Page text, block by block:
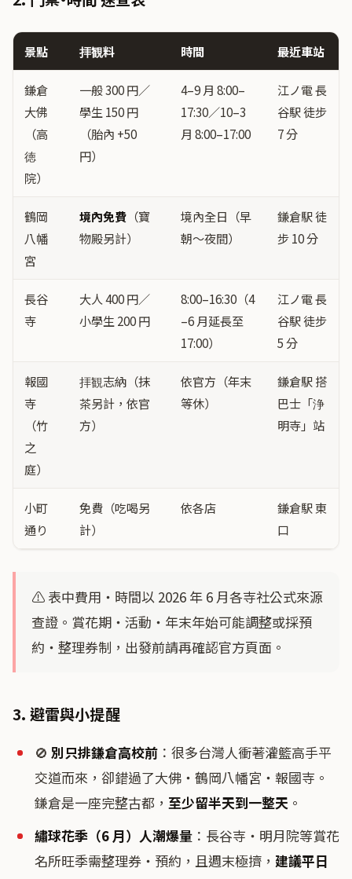
景點 拝観料 時間 最近車站
鎌倉
大佛
（高
徳
院）
一般 300 円／
學生 150 円
（胎內 +50
円）
4–9 月 8:00–
17:30／10–3
月 8:00–17:00
江ノ電 長
谷駅 徒步
7 分
鶴岡
八幡
宮
境內免費 （寶
物殿另計）
境內全日（早
朝〜夜間）
鎌倉駅 徒
步 10 分
長谷
寺
大人 400 円／
小學生 200 円
8:00–16:30（4
–6 月延長至
17:00）
江ノ電 長
谷駅 徒步
5 分
報國
寺
（竹
之
庭）
拝観志納（抹
茶另計，依官
方）
依官方（年末
等休）
鎌倉駅 搭
巴士「浄
明寺」站
小町
通り
免費（吃喝另
計）
依各店
鎌倉駅 東
口
⚠️ 表中費用・時間以 2026 年 6 月各寺社公式來源
查證。賞花期・活動・年末年始可能調整或採預
約・整理券制，出發前請再確認官方頁面。
3. 避雷與小提醒
🚫 別只排鎌倉高校前 ：很多台灣人衝著灌籃高手平
交道而來，卻錯過了大佛・鶴岡八幡宮・報國寺。
鎌倉是一座完整古都， 至少留半天到一整天 。
繡球花季（6 月）人潮爆量 ：長谷寺・明月院等賞花
名所旺季需整理券・預約，且週末極擠， 建議平日